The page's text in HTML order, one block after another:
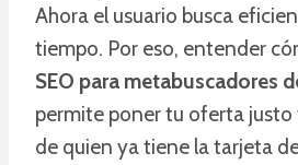
Ahora el usuario busca
tiempo. Por eso, entender
SEO para metabuscadores
permite poner tu oferta justo
de quien ya tiene la tarjeta